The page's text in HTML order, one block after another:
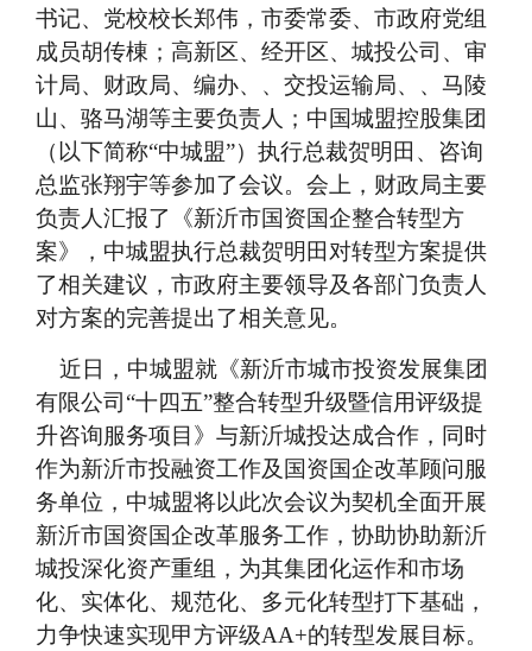
书记、党校校长郑伟，市委常委、市政府党组
成员胡传棟；高新区、经开区、城投公司、审
计局、财政局、编办、、交投运输局、、马陵
山、骆马湖等主要负责人；中国城盟控股集团
（以下简称“中城盟”）执行总裁贺明田、咨询
总监张翔宇等参加了会议。会上，财政局主要
负责人汇报了《新沂市国资国企整合转型方
案》，中城盟执行总裁贺明田对转型方案提供
了相关建议，市政府主要领导及各部门负责人
对方案的完善提出了相关意见。
近日，中城盟就《新沂市城市投资发展集团
有限公司“十四五”整合转型升级暨信用评级提
升咨询服务项目》与新沂城投达成合作，同时
作为新沂市投融资工作及国资国企改革顾问服
务单位，中城盟将以此次会议为契机全面开展
新沂市国资国企改革服务工作，协助协助新沂
城投深化资产重组，为其集团化运作和市场
化、实体化、规范化、多元化转型打下基础，
力争快速实现甲方评级AA+的转型发展目标。